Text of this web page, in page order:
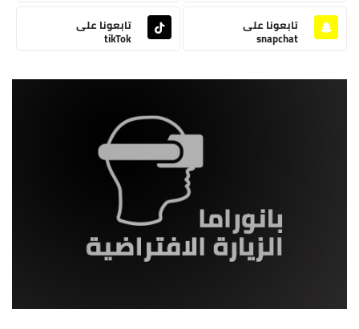
تابعونا على
snapchat
تابعونا على
tikTok